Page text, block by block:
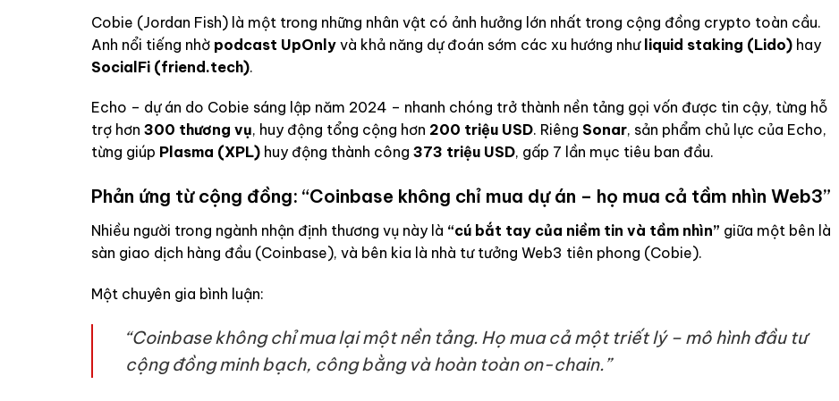
Cobie (Jordan Fish) là một trong những nhân vật có ảnh hưởng lớn nhất trong cộng đồng crypto toàn cầu.
Anh nổi tiếng nhờ podcast UpOnly và khả năng dự đoán sớm các xu hướng như liquid staking (Lido) hay
SocialFi (friend.tech).
Echo – dự án do Cobie sáng lập năm 2024 – nhanh chóng trở thành nền tảng gọi vốn được tin cậy, từng hỗ
trợ hơn 300 thương vụ, huy động tổng cộng hơn 200 triệu USD. Riêng Sonar, sản phẩm chủ lực của Echo,
từng giúp Plasma (XPL) huy động thành công 373 triệu USD, gấp 7 lần mục tiêu ban đầu.
Phản ứng từ cộng đồng: “Coinbase không chỉ mua dự án – họ mua cả tầm nhìn Web3”
Nhiều người trong ngành nhận định thương vụ này là “cú bắt tay của niềm tin và tầm nhìn” giữa một bên là
sàn giao dịch hàng đầu (Coinbase), và bên kia là nhà tư tưởng Web3 tiên phong (Cobie).
Một chuyên gia bình luận:
“Coinbase không chỉ mua lại một nền tảng. Họ mua cả một triết lý – mô hình đầu tư
cộng đồng minh bạch, công bằng và hoàn toàn on-chain.”